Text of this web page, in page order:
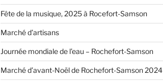
Fête de la musique, 2025 à Rocefort-Samson
Marché d’artisans
Journée mondiale de l’eau – Rochefort-Samson
Marché d’avant-Noël de Rochefort-Samson 2024